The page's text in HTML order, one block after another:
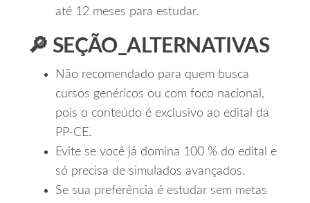
até 12 meses para estudar.
🔎 SEÇÃO_ALTERNATIVAS
Não recomendado para quem busca
cursos genéricos ou com foco nacional,
pois o conteúdo é exclusivo ao edital da
PP‑CE.
Evite se você já domina 100 % do edital e
só precisa de simulados avançados.
Se sua preferência é estudar sem metas